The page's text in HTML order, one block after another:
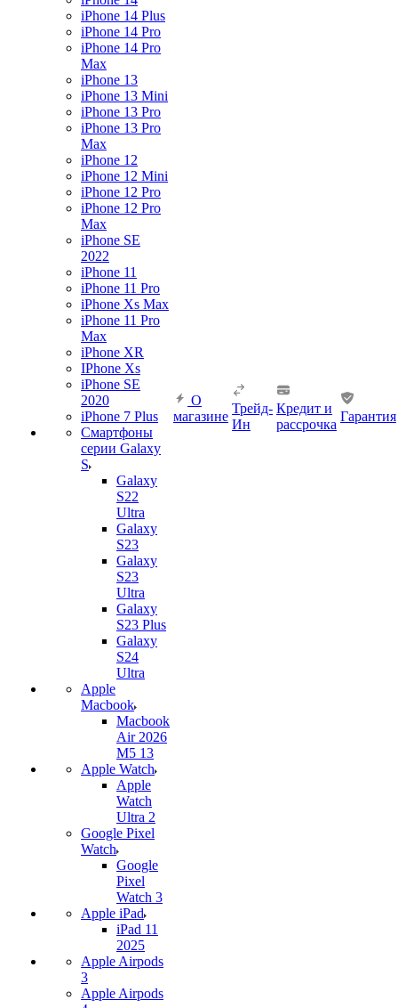
iPhone 14 Plus
iPhone 14 Pro
iPhone 14 Pro
Max
iPhone 13
iPhone 13 Mini
iPhone 13 Pro
iPhone 13 Pro
Max
iPhone 12
iPhone 12 Mini
iPhone 12 Pro
iPhone 12 Pro
Max
iPhone SE
2022
iPhone 11
iPhone 11 Pro
iPhone Xs Max
iPhone 11 Pro
Max
iPhone XR
IPhone Xs
iPhone SE
2020
iPhone 7 Plus
Смартфоны
серии Galaxy
S
Galaxy
S22
Ultra
Galaxy
S23
Galaxy
S23
Ultra
Galaxy
S23 Plus
Galaxy
S24
Ultra
Apple
Macbook
Macbook
Air 2026
M5 13
Apple Watch
Apple
Watch
Ultra 2
Google Pixel
Watch
Google
Pixel
Watch 3
Apple iPad
iPad 11
2025
Apple Airpods
3
Apple Airpods
О
магазине
Трейд-
Ин
Кредит и
рассрочка
Гарантия